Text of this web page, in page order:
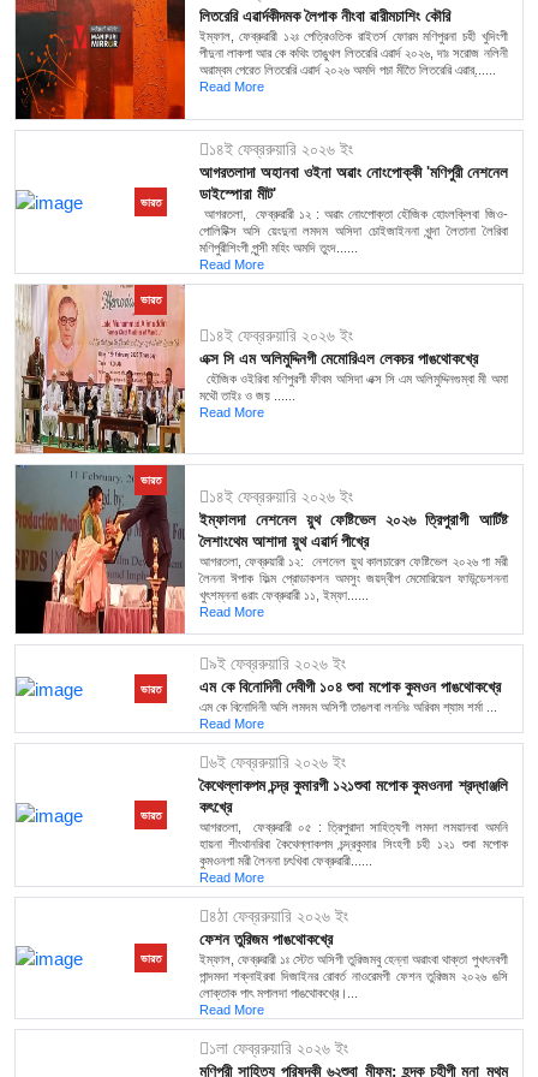
লিতরেরি এৱার্দকীদমক লৈপাক নীংবা ৱারীমচাশিং কৌরি
ইম্ফাল, ফেব্রুৱারী ১২ঃ পেত্রিওতিক রাইতর্স ফোরম মণিপুরনা চহী খুদিংগী
পীদুনা লাকপা আর কে কথিং তাঙ্খুল লিতরেরি এৱার্দ ২০২৬, দাঃ সরোজ নলিনী
অরাম্বম পেরেত লিতরেরি এৱার্দ ২০২৬ অমদি পচা মীতৈ লিতরেরি এৱার্......
Read More
ভারত
১৪ই ফেব্ররুয়ারি ২০২৬ ইং
আগরতলাদা অহানবা ওইনা অৱাং নোংপোক্কী 'মণিপুরী নেশনেল
ডাইস্পোরা মীট'
আগরতলা, ফেব্রুৱারী ১২ : অৱাং নোংপোক্তা হৌজিক হোংলক্লিবা জিও-
পোলিটিক্স অসি য়েংদুনা লমদম অসিদা চোইজাইননা খুন্দা লৈতানা লৈরিবা
মণিপুরীশিংগী পুন্সী মহিং অমদি তুংদ......
Read More
ভারত
১৪ই ফেব্ররুয়ারি ২০২৬ ইং
এক্স সি এম অলিমুদ্দিনগী মেমোরিএল লেকচর পাঙথোকখ্রে
হৌজিক ওইরিবা মণিপুরগী ফীবম অসিদা এক্স সি এম অলিমুদ্দিনগুম্বা মী অমা
মথৌ তাইঃ ও জয় ......
Read More
ভারত
১৪ই ফেব্ররুয়ারি ২০২৬ ইং
ইম্ফালদা নেশনেল য়ুথ ফেষ্টিভেল ২০২৬ ত্রিপুরাগী আর্টিষ্ট
লৈশাংথেম আশাদা য়ুথ এৱার্দ পীখ্রে
আগরতলা, ফেব্রুয়ারী ১২: নেশনেল য়ুথ কালচারেল ফেষ্টিভেল ২০২৬ গা মরী
লৈননা ঈপাক ফিল্ম প্রোডাকশন অমসুং জয়দ্বীপ মেমোরিয়েল ফাউন্ডেশননা
খুৎশম্ননা ঙরাং ফেব্রুৱারী ১১, ইম্ফা......
Read More
ভারত
৯ই ফেব্ররুয়ারি ২০২৬ ইং
এম কে বিনোদিনী দেবীগী ১০৪ শুবা মপোক কুমওন পাঙথোকখ্রে
এম কে বিনোদিনী অসি লমদম অসিগী তাঙলবা লননিঃ অরিবম শ্যাম শর্মা ...
Read More
ভারত
৬ই ফেব্ররুয়ারি ২০২৬ ইং
কৈথেল্লাকপম চন্দ্র কুমারগী ১২১শুবা মপোক কুমওনদা শ্রদ্ধাঞ্জলি
কৎখ্রে
আগরতলা, ফেব্রুৱারী ০৫ : ত্রিপুরাদা সাহিত্যগী লমদা লময়ানবা অমনি
হায়না শীংথানরিবা কৈথেল্লাকপম চন্দ্রকুমার সিংহগী চহী ১২১ শুবা মপোক
কুমওনগা মরী লৈননা চৎখিবা ফেব্রুৱারী......
Read More
ভারত
৪ঠা ফেব্ররুয়ারি ২০২৬ ইং
ফেশন তুরিজম পাঙথোকখ্রে
ইম্ফাল, ফেব্রুৱারী ১ঃ স্টেত অসিগী তুরিজমবু হেন্না অৱাংবা থাক্তা পুখৎনবগী
পান্দমদা শক্নাইরবা দিজাইনর রোবর্ত নাওরেমগী ফেশন তুরিজম ২০২৬ ঙসি
লোক্তাক পাৎ মপালদা পাঙথোকখ্রে।...
Read More
১লা ফেব্ররুয়ারি ২০২৬ ইং
মণিপুরী সাহিত্য পরিষদকী ৬২শুবা মীফম; হন্দক চহীগী মনা মথুম